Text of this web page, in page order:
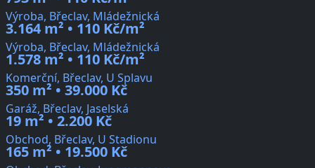
Výroba, Břeclav, Mládežnická
3.164 m² • 110 Kč/m²
Výroba, Břeclav, Mládežnická
1.578 m² • 110 Kč/m²
Komerční, Břeclav, U Splavu
350 m² • 39.000 Kč
Garáž, Břeclav, Jaselská
19 m² • 2.200 Kč
Obchod, Břeclav, U Stadionu
165 m² • 19.500 Kč